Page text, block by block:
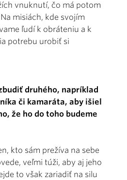
vnuknutí, čo má potom
misiách, kde svojím
ľudí k obráteniu a k
potrebu urobiť si
druhého, napríklad
či kamaráta, aby išiel
že ho do toho budeme
kto sám prežíva na sebe
veľmi túži, aby aj jeho
to však zariadiť na silu